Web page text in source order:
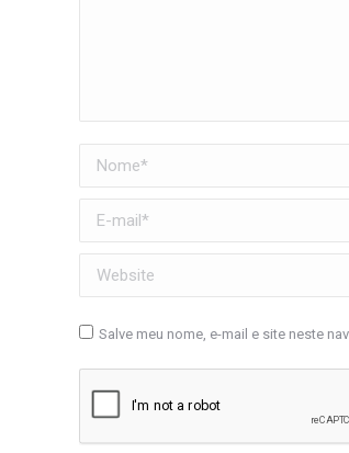
Nome *
E-mail *
Website
Salve meu nome, e-mail e site neste